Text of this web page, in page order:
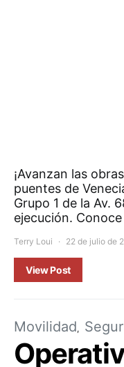
¡Avanzan las
puentes de
Grupo 1 de la Av.
ejecución.
Terry Loui 22 de julio de
View Post
Movilidad